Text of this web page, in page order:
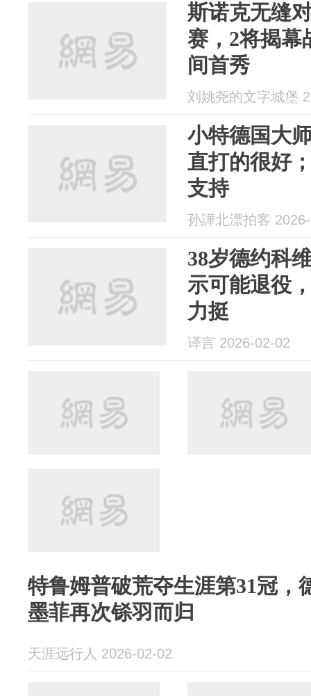
斯诺克无缝
赛，2将揭幕
间首秀
刘姚尧的文字城堡
小特德国大
直打的很好
支持
孙譁北漂拍客
38岁德约科
示可能退役
力挺
译言 2026-02-02
特鲁姆普破荒夺生涯第31冠，
墨菲再次铩羽而归
天涯远行人 2026-02-02